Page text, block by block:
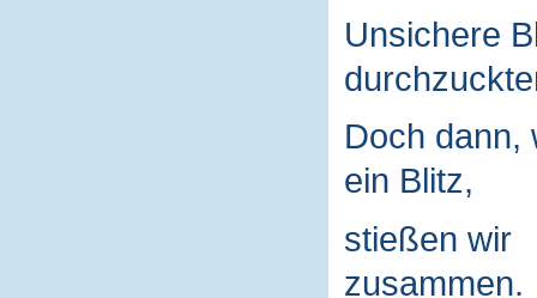
Unsichere
Doch dann,
ein Blitz,
stießen wir
zusammen.